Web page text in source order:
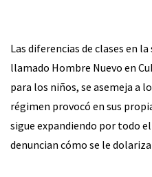
Las diferencias de clases en
llamado Hombre Nuevo en
para los niños, se asemeja a
régimen provocó en sus
sigue expandiendo por todo
denuncian cómo se le